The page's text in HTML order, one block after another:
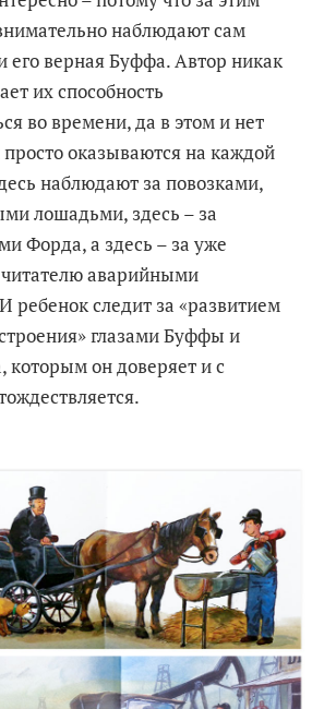
наблюдают сам
верная Буффа. Автор никак
их способность
во времени, да в этом и нет
оказываются на каждой
наблюдают за повозками,
лошадьми, здесь – за
Форда, а здесь – за уже
аварийными
следит за «развитием
глазами Буффы и
он доверяет и с